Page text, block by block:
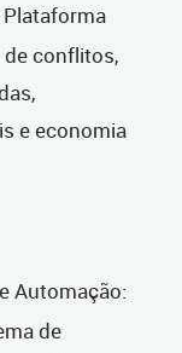
conflitos,
e economia
Automação:
de